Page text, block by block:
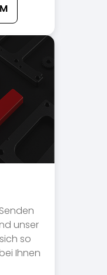
unser
so
Ihnen